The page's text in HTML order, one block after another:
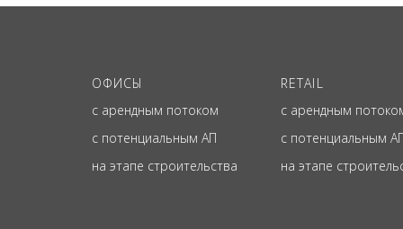
ОФИСЫ
с арендным потоком
с потенциальным АП
на этапе строительства
RETAIL
с арендным
с потенциальным
на этапе